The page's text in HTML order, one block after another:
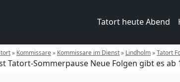
Tatort heute Abend
» Kommissare» Kommissare im Dienst» Lindholm»Tatort
Tatort-Sommerpause Neue Folgen gibt es ab